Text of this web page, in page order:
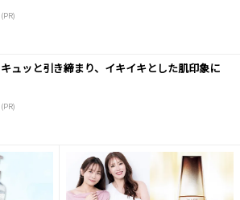
(PR)
キュッと引き締まり、イキイキとした肌印象に
(PR)